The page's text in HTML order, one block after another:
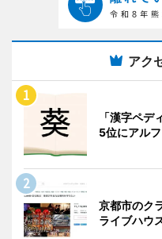
アク
「漢字ペ
5位にアル
京都市のク
ライブハウ